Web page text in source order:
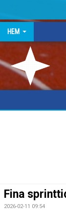
HEM
Fina
2026-02-11 09:54